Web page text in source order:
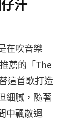
汗
在吹音樂
薦的「The
這首歌打造
細膩，隨著
中飄散迴